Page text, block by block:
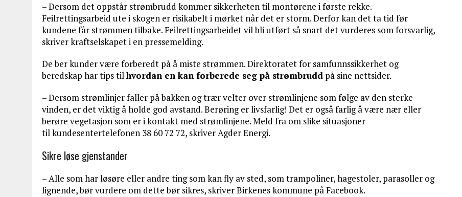
– Dersom det oppstår strømbrudd kommer sikkerheten til montørene i første rekke.
Feilrettingsarbeid ute i skogen er risikabelt i mørket når det er storm. Derfor kan det ta tid før
kundene får strømmen tilbake. Feilrettingsarbeidet vil bli utført så snart det vurderes som forsvarlig,
skriver kraftselskapet i en pressemelding.
De ber kunder være forberedt på å miste strømmen. Direktoratet for samfunnssikkerhet og
beredskap har tips tilhvordan en kan forberede seg på strømbrudd på sine nettsider.
– Dersom strømlinjer faller på bakken og trær velter over strømlinjene som følge av den sterke
vinden, er det viktig å holde god avstand. Berøring er livsfarlig! Det er også farlig å være nær eller
berøre vegetasjon som er i kontakt med strømlinjene. Meld fra om slike situasjoner
til kundesentertelefonen 38 60 72 72, skriver Agder Energi.
Sikre løse gjenstander
– Alle som har løsøre eller andre ting som kan fly av sted, som trampoliner, hagestoler, parasoller og
lignende, bør vurdere om dette bør sikres, skriver Birkenes kommune på Facebook.